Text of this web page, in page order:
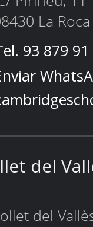
La Roca
93 879
del
del